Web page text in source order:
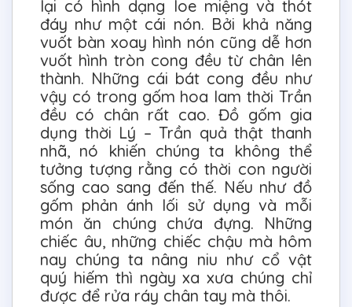
lại có hình dạng loe miệng và thót
đáy như một cái nón. Bởi khả năng
vuốt bàn xoay hình nón cũng dễ hơn
vuốt hình tròn cong đều từ chân lên
thành. Những cái bát cong đều như
vậy có trong gốm hoa lam thời Trần
đều có chân rất cao. Đồ gốm gia
dụng thời Lý – Trần quả thật thanh
nhã, nó khiến chúng ta không thể
tưởng tượng rằng có thời con người
sống cao sang đến thế. Nếu như đồ
gốm phản ánh lối sử dụng và mỗi
món ăn chúng chứa đựng. Những
chiếc âu, những chiếc chậu mà hôm
nay chúng ta nâng niu như cổ vật
quý hiếm thì ngày xa xưa chúng chỉ
được để rửa ráy chân tay mà thôi.